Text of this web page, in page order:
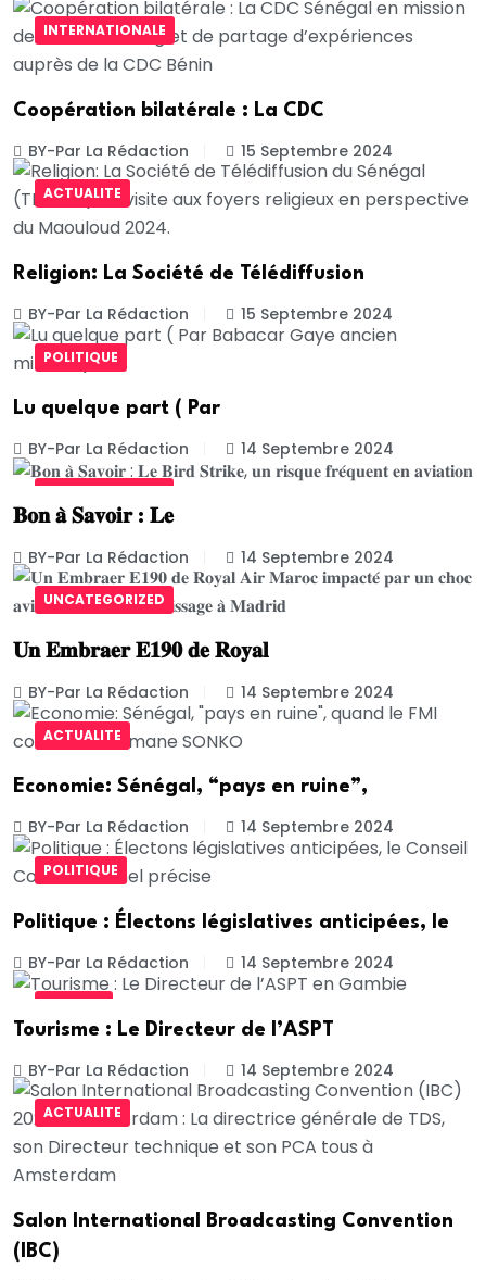
INTERNATIONALE
Coopération bilatérale : La CDC
BY-Par La Rédaction 15 Septembre 2024
ACTUALITE
Religion: La Société de Télédiffusion
BY-Par La Rédaction 15 Septembre 2024
POLITIQUE
Lu quelque part ( Par
BY-Par La Rédaction 14 Septembre 2024
UNCATEGORIZED
𝐁𝐨𝐧 𝐚̀ 𝐒𝐚𝐯𝐨𝐢𝐫 : 𝐋𝐞
BY-Par La Rédaction 14 Septembre 2024
UNCATEGORIZED
𝐔𝐧 𝐄𝐦𝐛𝐫𝐚𝐞𝐫 𝐄𝟏𝟗𝟎 𝐝𝐞 𝐑𝐨𝐲𝐚𝐥
BY-Par La Rédaction 14 Septembre 2024
ACTUALITE
Economie: Sénégal, “pays en ruine”,
BY-Par La Rédaction 14 Septembre 2024
POLITIQUE
Politique : Électons législatives anticipées, le
BY-Par La Rédaction 14 Septembre 2024
SOCIETE
Tourisme : Le Directeur de l’ASPT
BY-Par La Rédaction 14 Septembre 2024
ACTUALITE
Salon International Broadcasting Convention
(IBC)